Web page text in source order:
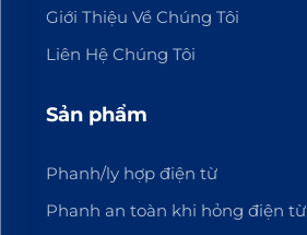
Giới Thiệu Về Chúng Tôi
Liên Hệ Chúng Tôi
Sản phẩm
Phanh/ly hợp điện từ
Phanh an toàn khi hỏng điện từ